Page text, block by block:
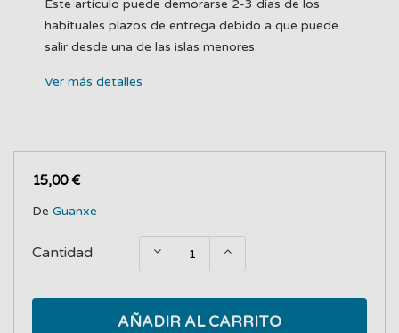
Este artículo puede demorarse 2-3 días de los
habituales plazos de entrega debido a que puede
salir desde una de las islas menores.
Ver más detalles
15,00 €
De Guanxe
Cantidad
AÑADIR AL CARRITO